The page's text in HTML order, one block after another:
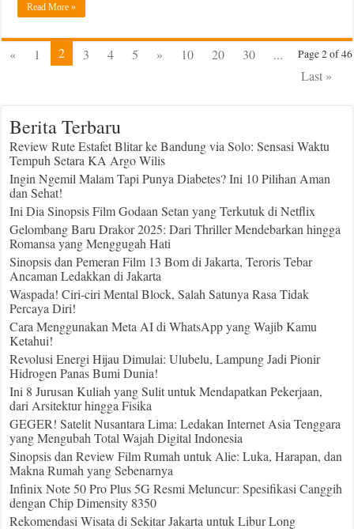
Read More »
Page 2 of 46
« 1 2 3 4 5 » 10 20 30
...
Last »
Berita Terbaru
Review Rute Estafet Blitar ke Bandung via Solo: Sensasi Waktu
Tempuh Setara KA Argo Wilis
Ingin Ngemil Malam Tapi Punya Diabetes? Ini 10 Pilihan Aman
dan Sehat!
Ini Dia Sinopsis Film Godaan Setan yang Terkutuk di Netflix
Gelombang Baru Drakor 2025: Dari Thriller Mendebarkan hingga
Romansa yang Menggugah Hati
Sinopsis dan Pemeran Film 13 Bom di Jakarta, Teroris Tebar
Ancaman Ledakkan di Jakarta
Waspada! Ciri-ciri Mental Block, Salah Satunya Rasa Tidak
Percaya Diri!
Cara Menggunakan Meta AI di WhatsApp yang Wajib Kamu
Ketahui!
Revolusi Energi Hijau Dimulai: Ulubelu, Lampung Jadi Pionir
Hidrogen Panas Bumi Dunia!
Ini 8 Jurusan Kuliah yang Sulit untuk Mendapatkan Pekerjaan,
dari Arsitektur hingga Fisika
GEGER! Satelit Nusantara Lima: Ledakan Internet Asia Tenggara
yang Mengubah Total Wajah Digital Indonesia
Sinopsis dan Review Film Rumah untuk Alie: Luka, Harapan, dan
Makna Rumah yang Sebenarnya
Infinix Note 50 Pro Plus 5G Resmi Meluncur: Spesifikasi Canggih
dengan Chip Dimensity 8350
Rekomendasi Wisata di Sekitar Jakarta untuk Libur Long